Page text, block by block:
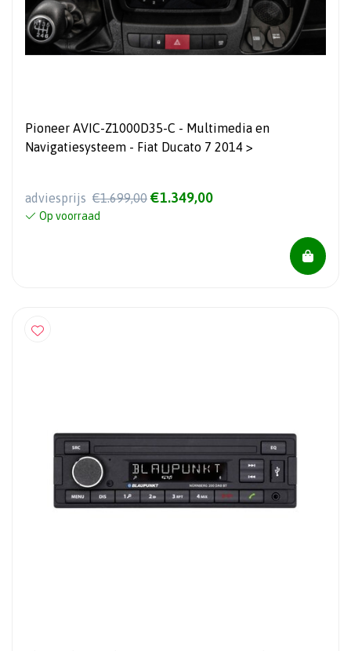
Pioneer AVIC-Z1000D35-C - Multimedia en
Navigatiesysteem - Fiat Ducato 7 2014 >
adviesprijs €1.699,00 €1.349,00
Op voorraad